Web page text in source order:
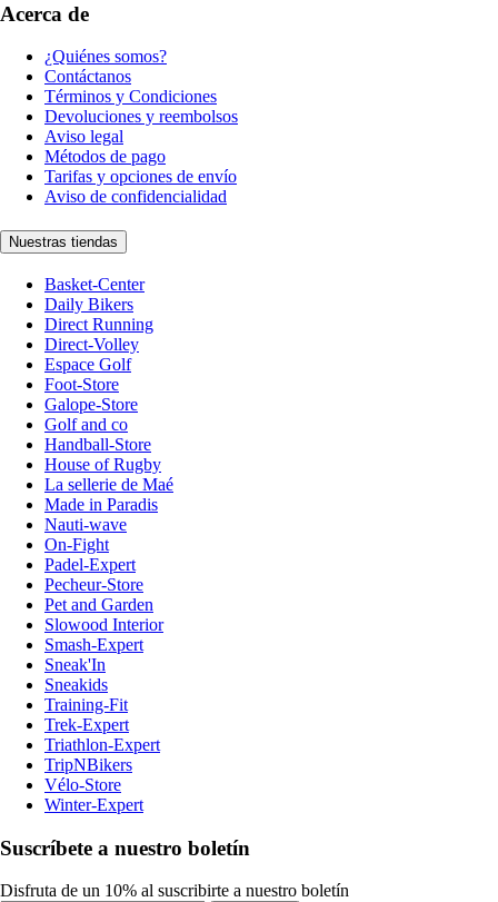
Acerca de
¿Quiénes somos?
Contáctanos
Términos y Condiciones
Devoluciones y reembolsos
Aviso legal
Métodos de pago
Tarifas y opciones de envío
Aviso de confidencialidad
Nuestras tiendas
Basket-Center
Daily Bikers
Direct Running
Direct-Volley
Espace Golf
Foot-Store
Galope-Store
Golf and co
Handball-Store
House of Rugby
La sellerie de Maé
Made in Paradis
Nauti-wave
On-Fight
Padel-Expert
Pecheur-Store
Pet and Garden
Slowood Interior
Smash-Expert
Sneak'In
Sneakids
Training-Fit
Trek-Expert
Triathlon-Expert
TripNBikers
Vélo-Store
Winter-Expert
Suscríbete a nuestro boletín
Disfruta de un 10% al suscribirte a nuestro boletín